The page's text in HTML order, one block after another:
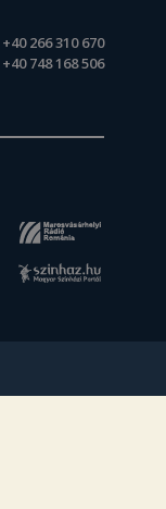
+40 266 310 670
+40 748 168 506